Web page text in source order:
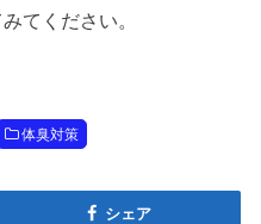
てください。
体臭対策
シェア